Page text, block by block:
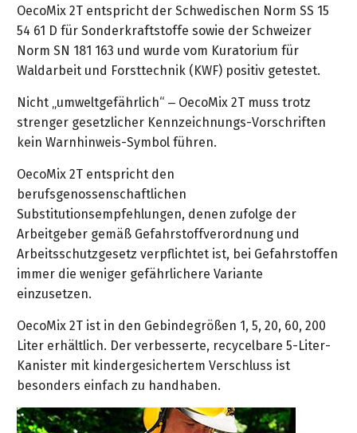
OecoMix 2T entspricht der Schwedischen Norm SS 15
54 61 D für Sonderkraftstoffe sowie der Schweizer
Norm SN 181 163 und wurde vom Kuratorium für
Waldarbeit und Forsttechnik (KWF) positiv getestet.
Nicht „umweltgefährlich“ – OecoMix 2T muss trotz
strenger gesetzlicher Kennzeichnungs-Vorschriften
kein Warnhinweis-Symbol führen.
OecoMix 2T entspricht den
berufsgenossenschaftlichen
Substitutionsempfehlungen, denen zufolge der
Arbeitgeber gemäß Gefahrstoffverordnung und
Arbeitsschutzgesetz verpflichtet ist, bei Gefahrstoffen
immer die weniger gefährlichere Variante
einzusetzen.
OecoMix 2T ist in den Gebindegrößen 1, 5, 20, 60, 200
Liter erhältlich. Der verbesserte, recycelbare 5-Liter-
Kanister mit kindergesichertem Verschluss ist
besonders einfach zu handhaben.